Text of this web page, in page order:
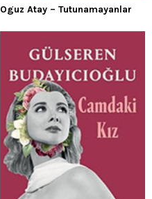
Oguz Atay – Tutunamayanlar